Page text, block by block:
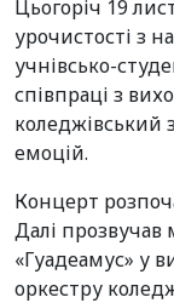
Цьогоріч 19
урочистості з
учнівсько-
співпраці з
коледжівський
емоцій.
Концерт
Далі
«Гуадеамус» у
оркестру